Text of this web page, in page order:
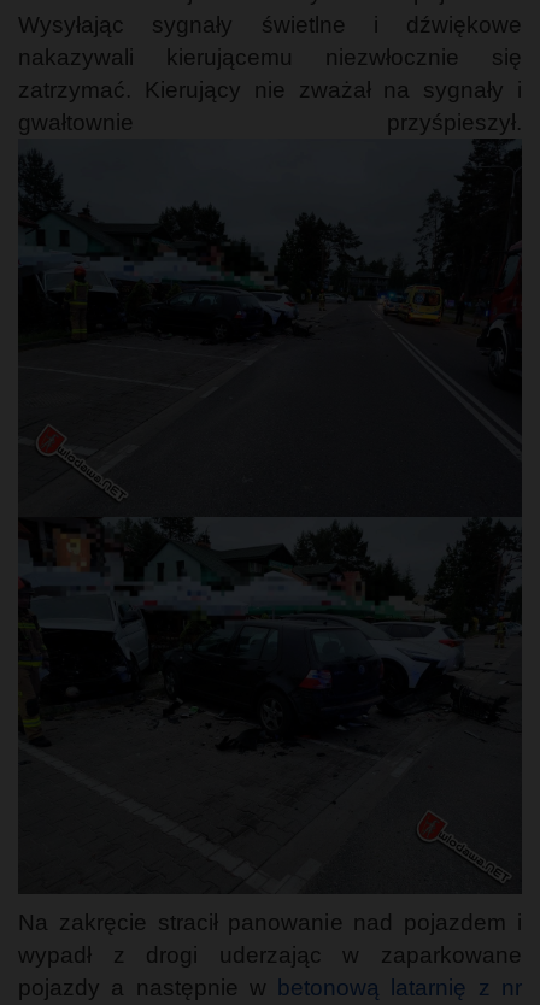
Wysyłając sygnały świetlne i dźwiękowe
nakazywali kierującemu niezwłocznie się
zatrzymać. Kierujący nie zważał na sygnały i
gwałtownie przyśpieszył.
Na zakręcie stracił panowanie nad pojazdem i
wypadł z drogi uderzając w zaparkowane
pojazdy a następnie w
betonową latarnię z nr